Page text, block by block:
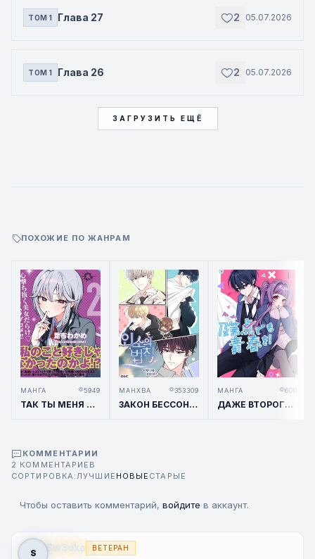
ТОМ 1 Глава 27 2 05.07.2026
ТОМ 1 Глава 26 2 05.07.2026
ЗАГРУЗИТЬ ЕЩЁ
ПОХОЖИЕ ПО ЖАНРАМ
МАНГА 5949
ТАК ТЫ МЕНЯ НЕ ЛЮБИШЬ?!
МАНХВА 353309
ЗАКОН БЕССОННИЦЫ / INSO'S LAW
МАНГА 600
ДАЖЕ ВТОРОГОДКИ ХОТЯТ НАСЛАЖДАТЬСЯ ЮНОСТЬЮ!
КОММЕНТАРИИ
2 КОММЕНТАРИЕВ
СОРТИРОВКА:ЛУЧШИЕ НОВЫЕ СТАРЫЕ
Чтобы оставить комментарий, войдите в аккаунт.
S Sw3dka ВЕТЕРАН